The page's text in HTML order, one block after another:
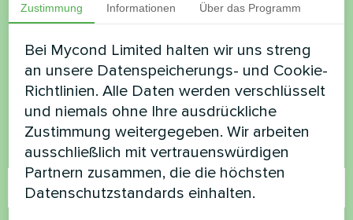
Möchten Sie kaufen oder
haben Sie Fragen?
Kontaktieren Sie uns und wir werden Ihnen
helfen
Name
Zustimmung Informationen Über das Programm
Bei Mycond Limited halten wir uns streng
an unsere Datenspeicherungs- und Cookie-
Richtlinien. Alle Daten werden verschlüsselt
und niemals ohne Ihre ausdrückliche
Zustimmung weitergegeben. Wir arbeiten
ausschließlich mit vertrauenswürdigen
Partnern zusammen, die die höchsten
Datenschutzstandards einhalten.